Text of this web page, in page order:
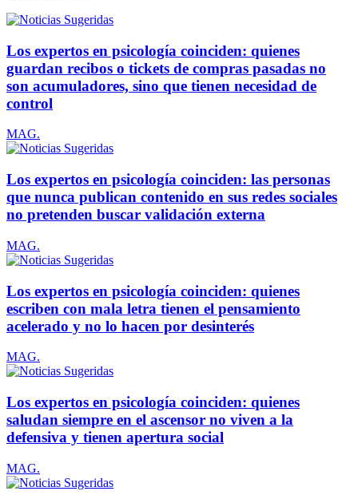
Los expertos en psicología coinciden: quienes
guardan recibos o tickets de compras pasadas no
son acumuladores, sino que tienen necesidad de
control
MAG.
Los expertos en psicología coinciden: las personas
que nunca publican contenido en sus redes sociales
no pretenden buscar validación externa
MAG.
Los expertos en psicología coinciden: quienes
escriben con mala letra tienen el pensamiento
acelerado y no lo hacen por desinterés
MAG.
Los expertos en psicología coinciden: quienes
saludan siempre en el ascensor no viven a la
defensiva y tienen apertura social
MAG.